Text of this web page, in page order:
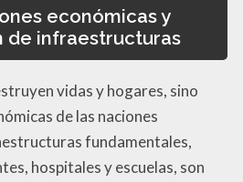
económicas y
de infraestructuras
vidas y hogares, sino
de las naciones
fundamentales,
hospitales y escuelas, son